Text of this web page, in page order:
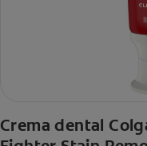
Crema dental